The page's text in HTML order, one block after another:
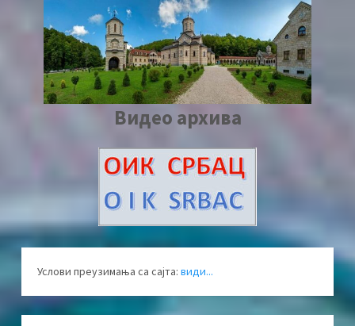
Видео архива
Услови преузимања са сајта: види...